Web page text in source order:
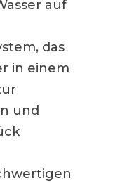
auf
das
in einem
und